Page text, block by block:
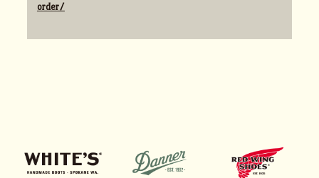
order/